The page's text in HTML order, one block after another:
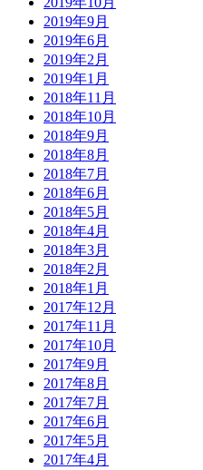
2019年9月
2019年6月
2019年2月
2019年1月
2018年11月
2018年10月
2018年9月
2018年8月
2018年7月
2018年6月
2018年5月
2018年4月
2018年3月
2018年2月
2018年1月
2017年12月
2017年11月
2017年10月
2017年9月
2017年8月
2017年7月
2017年6月
2017年5月
2017年4月